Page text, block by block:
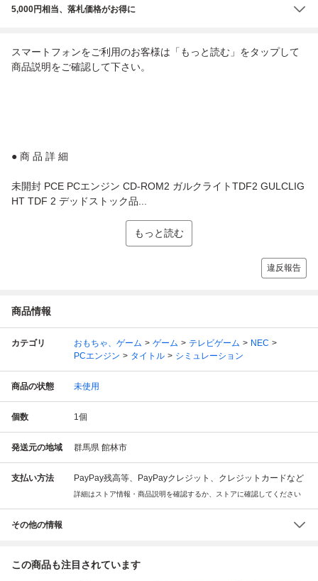
5,000円相当、落札価格がお得に
スマートフォンをご利用のお客様は「もっと読む」をタップして
商品説明をご確認して下さい。
● 商 品 詳 細
未開封 PCE PCエンジン CD-ROM2 ガルクライトTDF2 GULCLIG
HT TDF 2 デッドストック品...
もっと読む
違反報告
商品情報
カテゴリ おもちゃ、ゲーム ゲーム テレビゲーム
NEC
PCエンジン
タイトル シミュレーション
商品の状態 未使用
個数 1個
発送元の地域 群馬県 館林市
支払い方法 PayPay残高等、PayPayクレジット、クレジットカードなど
詳細はストア情報・商品説明を確認するか、ストアに確認してください
その他の情報
この商品も注目されています